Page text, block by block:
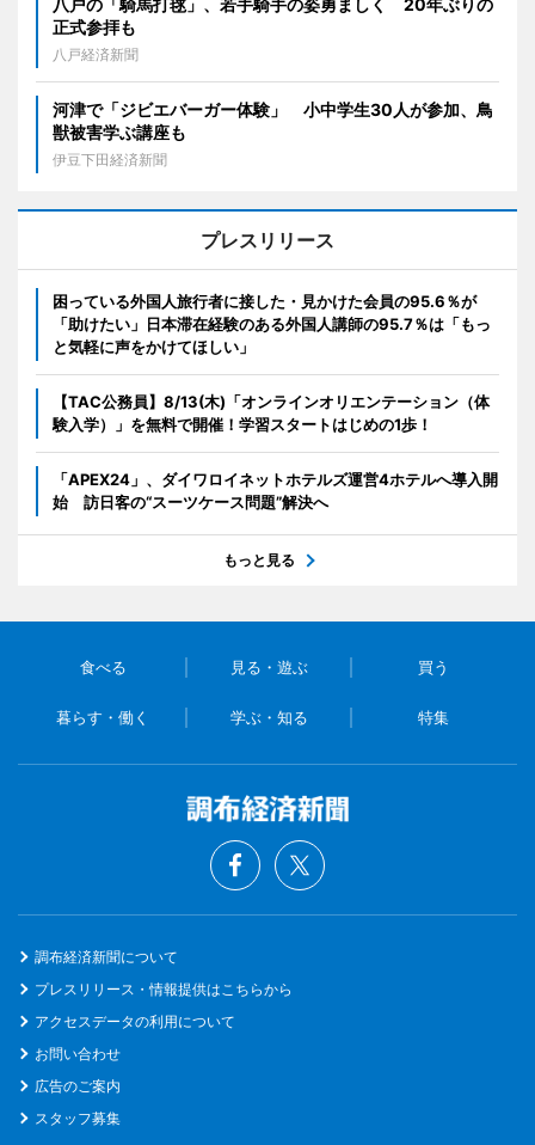
正式参拝も
八戸経済新聞
河津で「ジビエバーガー体験」 小中学生30人が参加、鳥
獣被害学ぶ講座も
伊豆下田経済新聞
プレスリリース
困っている外国人旅行者に接した・見かけた会員の95.6％が
「助けたい」日本滞在経験のある外国人講師の95.7％は「もっ
と気軽に声をかけてほしい」
【TAC公務員】8/13(木)「オンラインオリエンテーション（体
験入学）」を無料で開催！学習スタートはじめの1歩！
「APEX24」、ダイワロイネットホテルズ運営4ホテルへ導入開
始 訪日客の“スーツケース問題”解決へ
もっと見る
食べる 見る・遊ぶ 買う
暮らす・働く 学ぶ・知る 特集
調布経済新聞について
プレスリリース・情報提供はこちらから
アクセスデータの利用について
お問い合わせ
広告のご案内
スタッフ募集